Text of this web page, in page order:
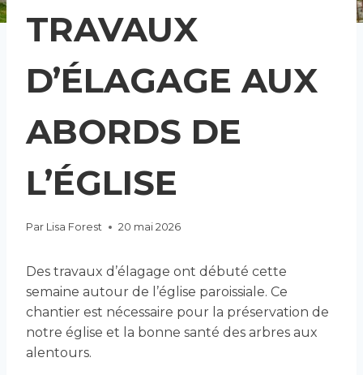
TRAVAUX
D’ÉLAGAGE AUX
ABORDS DE
L’ÉGLISE
Par Lisa Forest 20 mai 2026
Des travaux d’élagage ont débuté cette
semaine autour de l’église paroissiale. Ce
chantier est nécessaire pour la préservation de
notre église et la bonne santé des arbres aux
alentours.